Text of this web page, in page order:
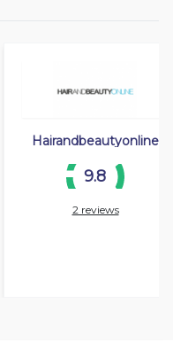
Hairandbeautyonline
9.8
2 reviews